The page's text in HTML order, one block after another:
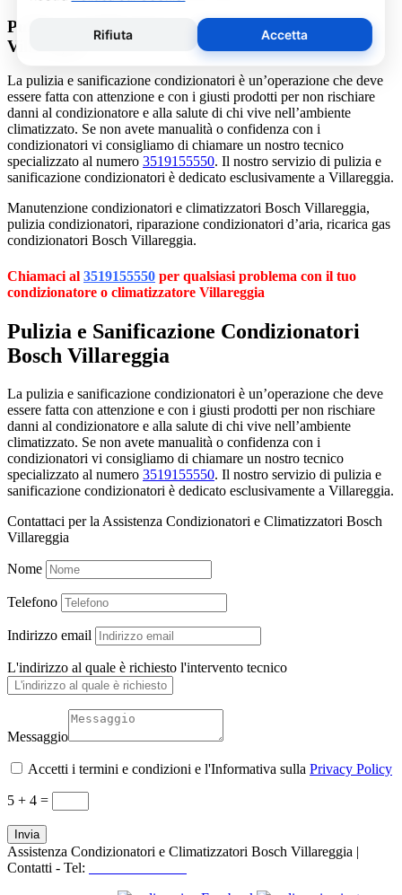
Pulizia e Sanificazione Condizionatori Bosch
Villareggia
La pulizia e sanificazione condizionatori è un’operazione che deve
essere fatta con attenzione e con i giusti prodotti per non rischiare
danni al condizionatore e alla salute di chi vive nell’ambiente
climatizzato. Se non avete manualità o confidenza con i
condizionatori vi consigliamo di chiamare un nostro tecnico
specializzato al numero 3519155550. Il nostro servizio di pulizia e
sanificazione condizionatori è dedicato esclusivamente a Villareggia.
Manutenzione condizionatori e climatizzatori Bosch Villareggia,
pulizia condizionatori, riparazione condizionatori d’aria, ricarica gas
condizionatori Bosch Villareggia.
Chiamaci al 3519155550 per qualsiasi problema con il tuo
condizionatore o climatizzatore Villareggia
Pulizia e Sanificazione Condizionatori
Bosch Villareggia
La pulizia e sanificazione condizionatori è un’operazione che deve
essere fatta con attenzione e con i giusti prodotti per non rischiare
danni al condizionatore e alla salute di chi vive nell’ambiente
climatizzato. Se non avete manualità o confidenza con i
condizionatori vi consigliamo di chiamare un nostro tecnico
specializzato al numero 3519155550. Il nostro servizio di pulizia e
sanificazione condizionatori è dedicato esclusivamente a Villareggia.
Contattaci per la Assistenza Condizionatori e Climatizzatori Bosch
Villareggia
Nome
Telefono
Indirizzo email
L'indirizzo al quale è richiesto l'intervento tecnico
Messaggio
Accetti i termini e condizioni e l'Informativa sulla Privacy Policy
5 + 4 =
Invia
Assistenza Condizionatori e Climatizzatori Bosch Villareggia |
Contatti - Tel: